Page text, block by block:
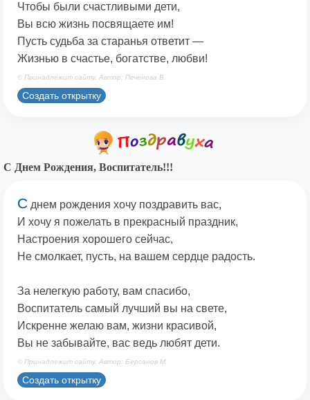
Чтобы были счастливыми дети,
Вы всю жизнь посвящаете им!
Пусть судьба за старанья ответит —
Жизнью в счастье, богатстве, любви!
© Принадлежит сайту. Автор: Печенова В.
Создать открытку
С Днем Рождения, Воспитатель!!!
С днем рождения хочу поздравить вас,
И хочу я пожелать в прекрасный праздник,
Настроения хорошего сейчас,
Не смолкает, пусть, на вашем сердце радость.
За нелегкую работу, вам спасибо,
Воспитатель самый лучший вы на свете,
Искренне желаю вам, жизни красивой,
Вы не забывайте, вас ведь любят дети.
© Принадлежит сайту. Автор: Берсанов М.
Создать открытку